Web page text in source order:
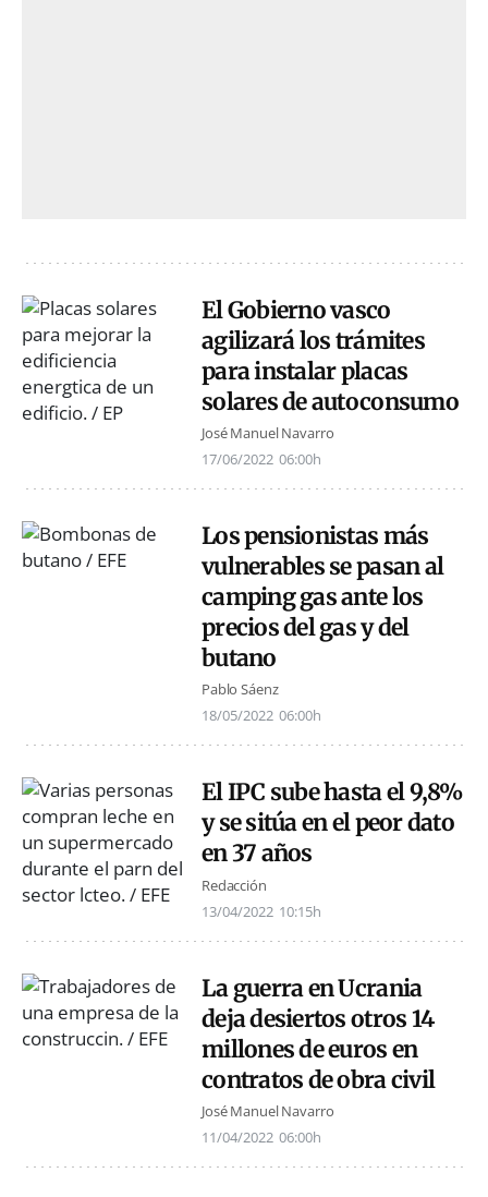
El Gobierno vasco
agilizará los trámites
para instalar placas
solares de autoconsumo
José Manuel Navarro
17/06/2022 06:00h
Los pensionistas más
vulnerables se pasan al
camping gas ante los
precios del gas y del
butano
Pablo Sáenz
18/05/2022 06:00h
El IPC sube hasta el 9,8%
y se sitúa en el peor dato
en 37 años
Redacción
13/04/2022 10:15h
La guerra en Ucrania
deja desiertos otros 14
millones de euros en
contratos de obra civil
José Manuel Navarro
11/04/2022 06:00h